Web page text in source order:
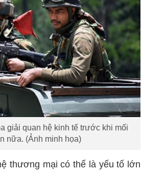
giải quan hệ kinh tế trước khi mối
nữa. (Ảnh minh họa)
thương mại có thể là yếu tố lớn